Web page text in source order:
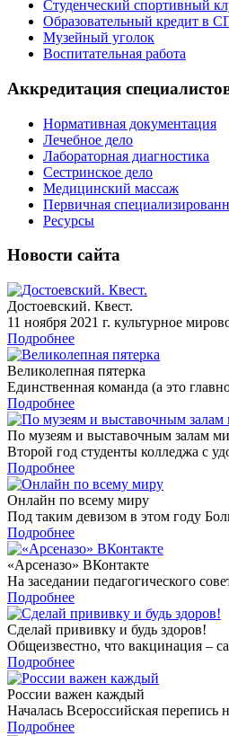
Студенческий спортивный
Образовательный кредит в
Музейный уголок
Воспитательная работа
Аккредитация
Нормативная документация
Лечебное дело
Лабораторная диагностика
Сестринское дело
Медицинский массаж
Первичная
Ресурсы
Новости сайта
Достоевский. Квест.
11 ноября 2021 г. культурное
Подробнее
Великолепная пятерка
Единственная команда (а это
Подробнее
По музеям и выставочным залам
Второй год студенты колледжа с
Подробнее
Онлайн по всему миру
Под таким девизом в этом году
Подробнее
«Арсеназо» ВКонтакте
На заседании педагогического
Подробнее
Сделай прививку и будь здоров!
Общеизвестно, что вакцинация –
Подробнее
России важен каждый
Началась Всероссийская
Подробнее